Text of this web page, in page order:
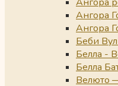
Ангора
Ангора
Беби
Белла -
Белла
Велюто